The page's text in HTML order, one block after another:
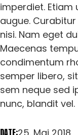
imperdiet. Etiam
augue.
nisi. Nam eget
Maecenas
condimentum
semper libero,
sem neque sed
nunc, blandit vel.
DATE: